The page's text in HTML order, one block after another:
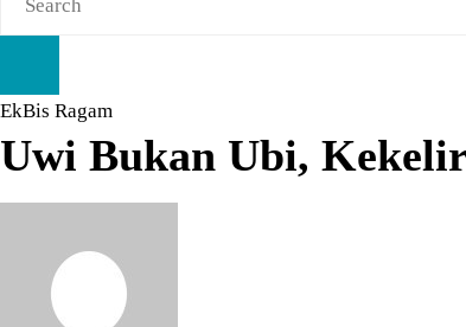
EkBis Ragam
Uwi Bukan Ubi,